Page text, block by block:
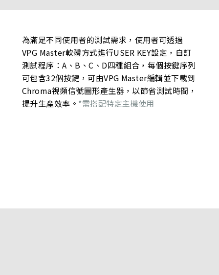
為滿足不同使用者的測試需求，使用者可透過
VPG Master軟體方式進行USER KEY設定，自訂
測試程序：A、B、C、D四種組合，每個按鍵序列
可包含32個按鍵，可由VPG Master編輯並下載到
Chroma視頻信號圖形產生器，以節省測試時間，
提升生產效率。 *需搭配特定主機使用